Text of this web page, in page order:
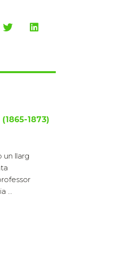
1873)
llarg